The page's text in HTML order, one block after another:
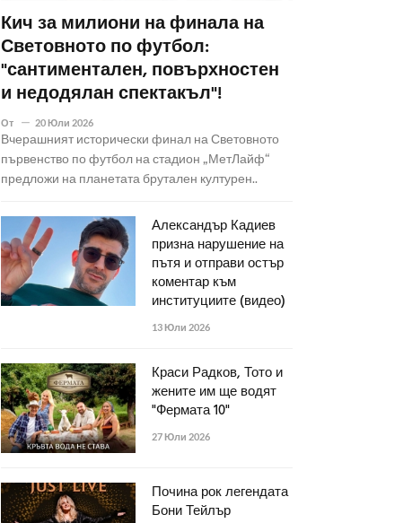
Кич за милиони на финала на
Световното по футбол:
"сантиментален, повърхностен
и недодялан спектакъл"!
От 20 Юли 2026
Вчерашният исторически финал на Световното
първенство по футбол на стадион „МетЛайф“
предложи на планетата брутален културен..
Александър Кадиев
призна нарушение на
пътя и отправи остър
коментар към
институциите (видео)
13 Юли 2026
Краси Радков, Тото и
жените им ще водят
"Фермата 10"
27 Юли 2026
Почина рок легендата
Бони Тейлър